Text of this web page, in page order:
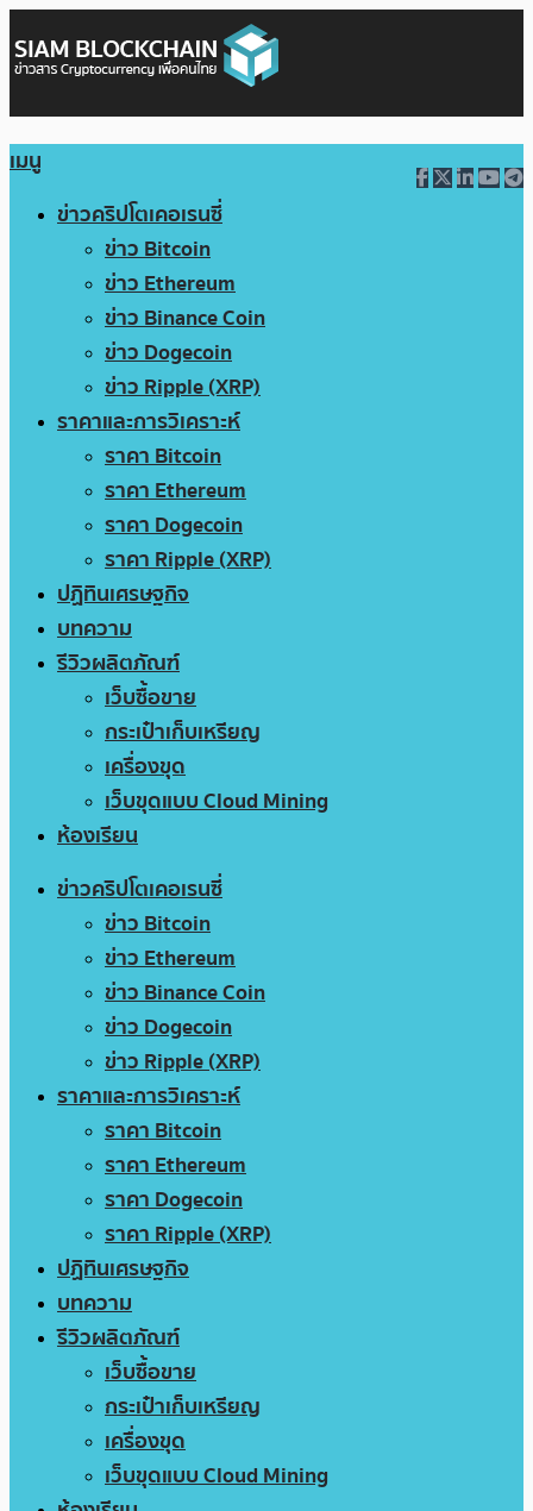
เมนู
ข่าวคริปโตเคอเรนซี่
ข่าว Bitcoin
ข่าว Ethereum
ข่าว Binance Coin
ข่าว Dogecoin
ข่าว Ripple (XRP)
ราคาและการวิเคราะห์
ราคา Bitcoin
ราคา Ethereum
ราคา Dogecoin
ราคา Ripple (XRP)
ปฏิทินเศรษฐกิจ
บทความ
รีวิวผลิตภัณฑ์
เว็บซื้อขาย
กระเป๋าเก็บเหรียญ
เครื่องขุด
เว็บขุดแบบ Cloud Mining
ห้องเรียน
ข่าวคริปโตเคอเรนซี่
ข่าว Bitcoin
ข่าว Ethereum
ข่าว Binance Coin
ข่าว Dogecoin
ข่าว Ripple (XRP)
ราคาและการวิเคราะห์
ราคา Bitcoin
ราคา Ethereum
ราคา Dogecoin
ราคา Ripple (XRP)
ปฏิทินเศรษฐกิจ
บทความ
รีวิวผลิตภัณฑ์
เว็บซื้อขาย
กระเป๋าเก็บเหรียญ
เครื่องขุด
เว็บขุดแบบ Cloud Mining